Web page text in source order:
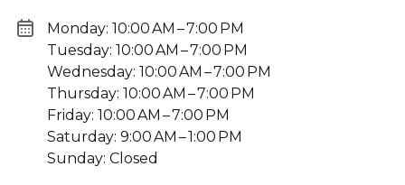
Monday: 10:00 AM – 7:00 PM
Tuesday: 10:00 AM – 7:00 PM
Wednesday: 10:00 AM – 7:00 PM
Thursday: 10:00 AM – 7:00 PM
Friday: 10:00 AM – 7:00 PM
Saturday: 9:00 AM – 1:00 PM
Sunday: Closed